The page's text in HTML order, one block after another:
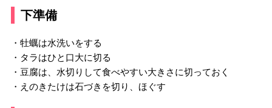
下準備
・牡蠣は水洗いをする
・タラはひと口大に切る
・豆腐は、水切りして食べやすい大きさに切っておく
・えのきたけは石づきを切り、ほぐす